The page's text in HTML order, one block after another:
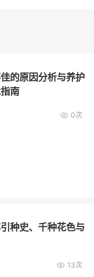
的原因分析与养护
南
0次
种史、千种花色与
13次